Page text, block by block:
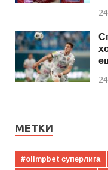
МЕТКИ
#olimpbet суперлига